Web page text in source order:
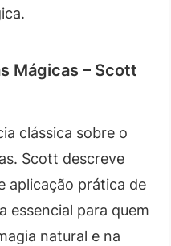
Mágicas – Scott
clássica sobre o
Scott descreve
aplicação prática de
essencial para quem
natural e na